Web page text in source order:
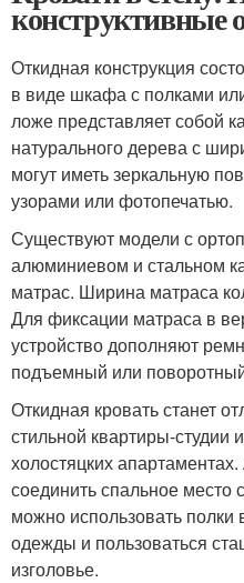
конструктивные
Откидная конструкция
в виде шкафа с полками
ложе представляет собой
натурального дерева с
могут иметь зеркальную
узорами или фотопечатью.
Существуют модели с
алюминиевом и стальном
матрас. Ширина матраса
Для фиксации матраса в
устройство дополняют
подъемный или
Откидная кровать станет
стильной квартиры-студии
холостяцких
соединить спальное
можно использовать
одежды и пользоваться
изголовье.